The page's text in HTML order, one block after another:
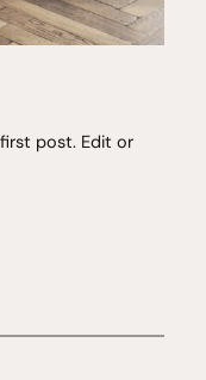
post. Edit or